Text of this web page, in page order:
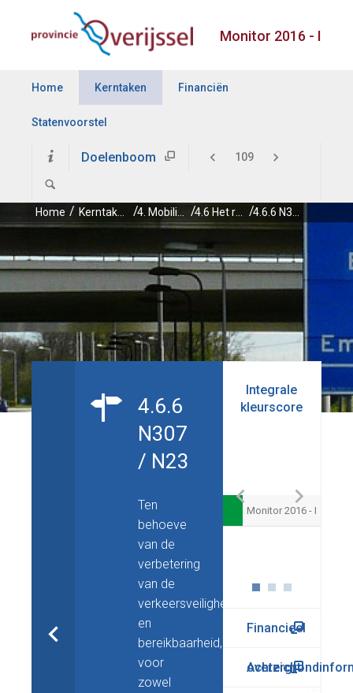
Monitor 2016 - I
Home Kerntaken Financiën
Statenvoorstel
Doelenboom
Home 4. Mobiliteit
4.6.6
N307
/ N23
Ten
behoeve
van de
verbetering
van de
verkeersveiligheid
en
bereikbaarheid,
voor
zowel
Reserve Uitvoering Kwaliteit van Overijssel
Integrale
kleurscore
Monitor 2016 - I
Financieel
overzicht